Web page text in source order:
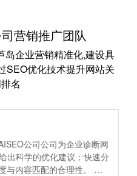
营销推广团队
岛企业营销精准化,建设具
SEO优化技术提升网站关
名
公司公司为企业诊断网
出科学的优化建议；快速分
与内容匹配的合理性。 优